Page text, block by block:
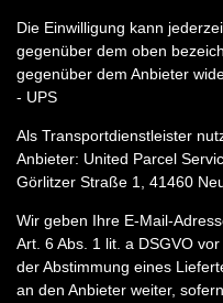
Die Einwilligung kann
gegenüber dem oben
gegenüber dem Anbieter
- UPS
Als Transportdienstleister
Anbieter: United Parcel
Görlitzer Straße 1, 41460
Wir geben Ihre E-Mail-
Art. 6 Abs. 1 lit. a DSGVO
der Abstimmung eines
an den Anbieter weiter,